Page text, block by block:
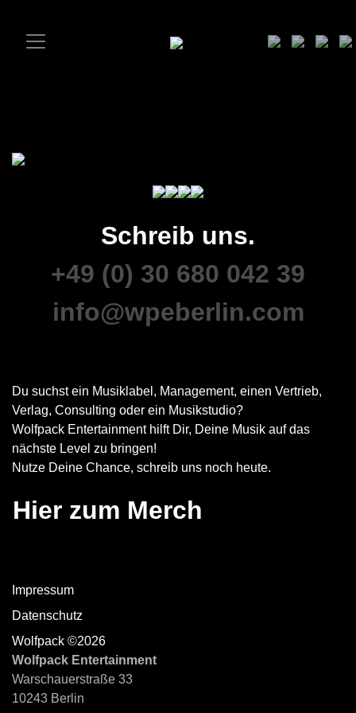
Schreib uns.
+49 (0) 30 680 042 39
info@wpeberlin.com
Du suchst ein Musiklabel, Management, einen Vertrieb,
Verlag, Consulting oder ein Musikstudio?
Wolfpack Entertainment hilft Dir, Deine Musik auf das
nächste Level zu bringen!
Nutze Deine Chance, schreib uns noch heute.
Hier zum Merch
Impressum
Datenschutz
Wolfpack ©2026
Wolfpack Entertainment
Warschauerstraße 33
10243 Berlin